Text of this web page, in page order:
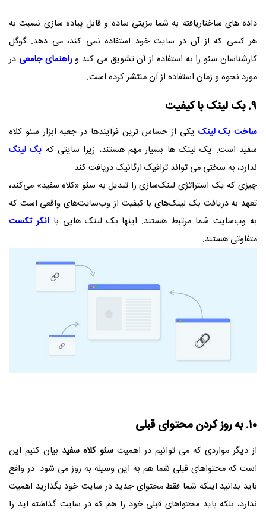
داده های ساختاریافته به شما مزیتی ساده و قابل پیاده سازی نسبت به
هر کسی که از آن در سایت خود استفاده نمی کند، می دهد. گوگل
کارشناسان سئو را به استفاده از آن تشویق می کند وراهنمای جامعی در
مورد نحوه و زمان استفاده از آن منتشر کرده است.
۹. بک لینک با کیفیت
ساخت بک لینک یکی از حساس ترین فرآیندها در جعبه ابزار سئو کلاه
سفید است. یک لینک ها بسیار مهم هستند، زیرا سایتی که بک لینک
ندارد، به سختی می تواند ترافیک ارگانیک دریافت کند.
چیزی که یک استراتژی لینک‌سازی را تبدیل به سئو «کلاه سفید» می‌کند،
تعهد به دریافت بک لینک‌های با کیفیت از وب‌سایت‌های واقعی است که
به وب‌سایت شما مرتبط هستند. اینها بک لینک هایی باانکر تکست
متفاوتی هستند.
۱۰. به روز کردن محتوای قبلی
از دیگر مواردی که می توانیم در اهمیت سئو کلاه سفید بیان کنیم این
است که محتواهای قبلی شما هم به این وسیله به روز می شود. در واقع
باید بدانید اینکه شما فقط محتوای جدید در سایت خود بگذارید اهمیت
ندارد، بلکه باید محتواهای قبلی خود را هم که در سایت گذاشته اید را